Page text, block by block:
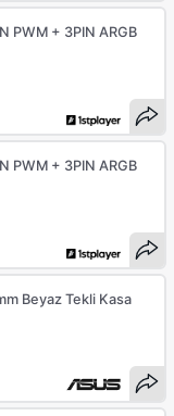
PWM + 3PIN ARGB
PWM + 3PIN ARGB
Beyaz Tekli Kasa